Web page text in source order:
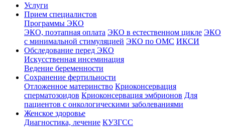
Услуги
Прием специалистов
Программы ЭКО
ЭКО, поэтапная оплата ЭКО в естественном цикле ЭКО
с минимальной стимуляцией ЭКО по ОМС ИКСИ
Обследование перед ЭКО
Искусственная инсеминация
Ведение беременности
Сохранение фертильности
Отложенное материнство Криоконсервация
сперматозоидов Криоконсервация эмбрионов Для
пациентов с онкологическими заболеваниями
Женское здоровье
Диагностика, лечение КУЗГСС